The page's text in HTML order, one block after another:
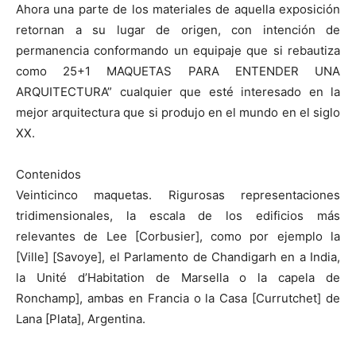
Ahora una parte de los materiales de aquella exposición
retornan a su lugar de origen, con intención de
permanencia conformando un equipaje que si rebautiza
como 25+1 MAQUETAS PARA ENTENDER UNA
ARQUITECTURA” cualquier que esté interesado en la
mejor arquitectura que si produjo en el mundo en el siglo
XX.
Contenidos
Veinticinco maquetas. Rigurosas representaciones
tridimensionales, la escala de los edificios más
relevantes de Lee [Corbusier], como por ejemplo la
[Ville] [Savoye], el Parlamento de Chandigarh en a India,
la Unité d’Habitation de Marsella o la capela de
Ronchamp], ambas en Francia o la Casa [Currutchet] de
Lana [Plata], Argentina.